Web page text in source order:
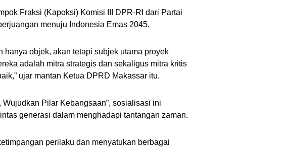
Fraksi (Kapoksi) Komisi III DPR-RI dari Partai
menuju Indonesia Emas 2045.
hanya objek, akan tetapi subjek utama proyek
adalah mitra strategis dan sekaligus mitra kritis
ujar mantan Ketua DPRD Makassar itu.
Pilar Kebangsaan”, sosialisasi ini
generasi dalam menghadapi tantangan zaman.
perilaku dan menyatukan berbagai